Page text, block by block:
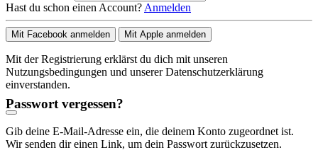
Hast du schon einen Account? Anmelden
Mit Facebook anmelden Mit Apple anmelden
Mit der Registrierung erklärst du dich mit unseren
Nutzungsbedingungen und unserer Datenschutzerklärung
einverstanden.
Passwort vergessen?
Gib deine E-Mail-Adresse ein, die deinem Konto zugeordnet ist.
Wir senden dir einen Link, um dein Passwort zurückzusetzen.